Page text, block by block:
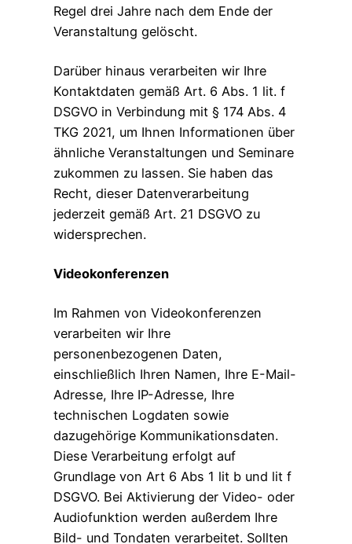
Regel drei Jahre nach dem Ende der
Veranstaltung gelöscht.
Darüber hinaus verarbeiten wir Ihre
Kontaktdaten gemäß Art. 6 Abs. 1 lit. f
DSGVO in Verbindung mit § 174 Abs. 4
TKG 2021, um Ihnen Informationen über
ähnliche Veranstaltungen und Seminare
zukommen zu lassen. Sie haben das
Recht, dieser Datenverarbeitung
jederzeit gemäß Art. 21 DSGVO zu
widersprechen.
Videokonferenzen
Im Rahmen von Videokonferenzen
verarbeiten wir Ihre
personenbezogenen Daten,
einschließlich Ihren Namen, Ihre E-Mail-
Adresse, Ihre IP-Adresse, Ihre
technischen Logdaten sowie
dazugehörige Kommunikationsdaten.
Diese Verarbeitung erfolgt auf
Grundlage von Art 6 Abs 1 lit b und lit f
DSGVO. Bei Aktivierung der Video- oder
Audiofunktion werden außerdem Ihre
Bild- und Tondaten verarbeitet. Sollten